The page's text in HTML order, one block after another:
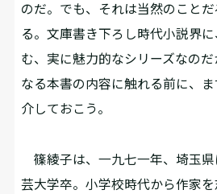
のだ。でも、それは当然のこと
る。文庫書き下ろし時代小説界
む、実に魅力的なシリーズなの
なる本書の内容に触れる前に、
介しておこう。
篠綾子は、一九七一年、埼玉
芸大学卒。小学校時代から作家